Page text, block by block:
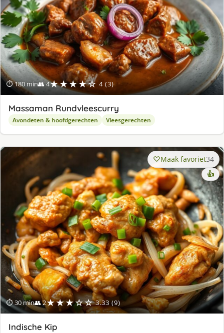
⏱ 180 min👥 4★★★★☆ 4 (3)
Massaman Rundvleescurry
Avondeten & hoofdgerechten Vleesgerechten
⏱ 30 min👥 2★★★☆☆ 3.33 (9)
Maak favoriet34
👍
Indische Kip